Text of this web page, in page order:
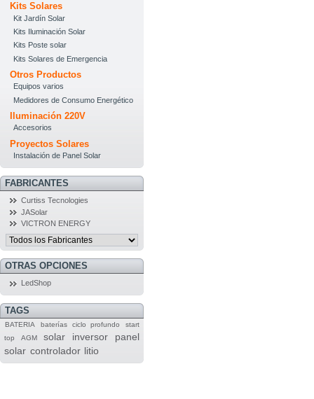
Kits Solares
Kit Jardín Solar
Kits Iluminación Solar
Kits Poste solar
Kits Solares de Emergencia
Otros Productos
Equipos varios
Medidores de Consumo Energético
Iluminación 220V
Accesorios
Proyectos Solares
Instalación de Panel Solar
FABRICANTES
Curtiss Tecnologies
JASolar
VICTRON ENERGY
OTRAS OPCIONES
LedShop
TAGS
BATERIA baterías ciclo profundo
start
top
AGM solar inversor
panel
solar controlador litio